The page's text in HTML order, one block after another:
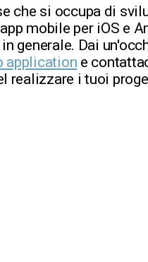
che si occupa di
mobile per iOS e
generale. Dai
application e
realizzare i tuoi